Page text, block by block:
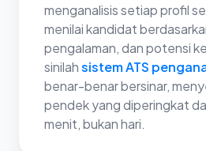
menganalisis setiap profil
menilai kandidat
pengalaman, dan potensi
sinilahsistem ATS
benar-benar bersinar,
pendek yang diperingkat
menit, bukan hari.